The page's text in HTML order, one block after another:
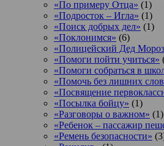
«По примеру Отца» (1)
«Подросток ‒ Игла» (1)
«Поиск добрых дел» (1)
«Поклонимся» (6)
«Полицейский Дед
«Помоги пойти учиться»
«Помоги собраться в
«Помочь без лишних
«Посвящение
«Посылка бойцу» (1)
«Разговоры о важном» (1)
«Ребенок – пассажир
«Ремень безопасности»